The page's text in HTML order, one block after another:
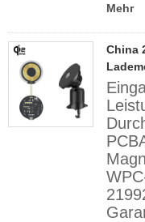
Mehr
China